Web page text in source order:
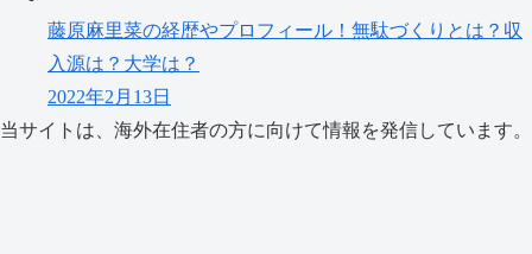
藤原麻里菜の経歴やプロフィール！無駄づくりとは？収
入源は？大学は？
2022年2月13日
当サイトは、海外在住者の方に向けて情報を発信しています。